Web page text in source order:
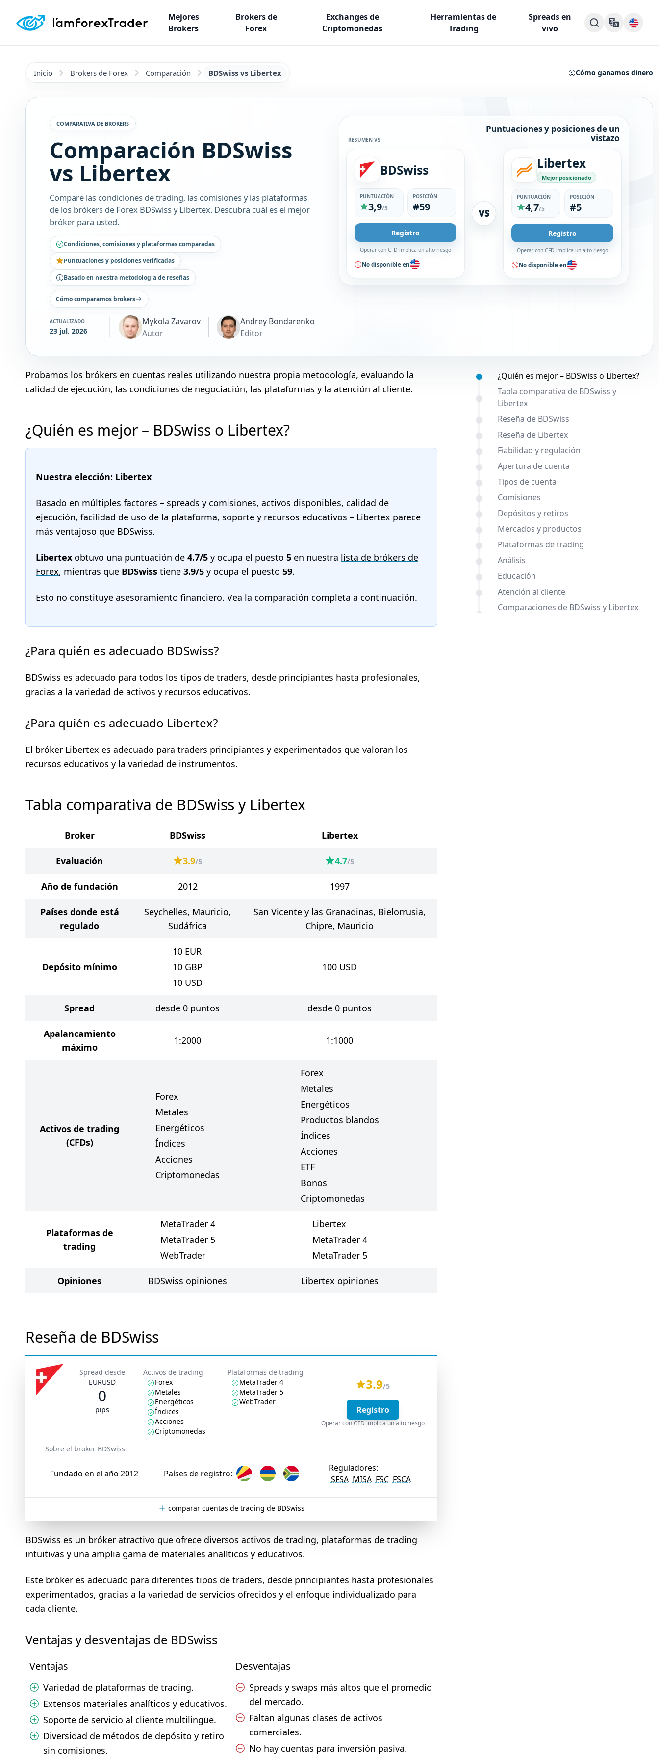
Mejores
Brokers
Brokers de
Forex
Exchanges de
Criptomonedas
Herramientas de
Trading
Spreads en
vivo
Inicio Brokers de Forex Comparación BDSwiss vs Libertex Cómo ganamos dinero
COMPARATIVA DE BROKERS
Comparación BDSwiss
vs Libertex
Compare las condiciones de trading, las comisiones y las plataformas
de los brókers de Forex BDSwiss y Libertex. Descubra cuál es el mejor
bróker para usted.
RESUMEN VS
Puntuaciones y posiciones de un
vistazo
BDSwiss
PUNTUACIÓN
3,9/5
POSICIÓN
#59
Registro
Operar con CFD implica un alto riesgo
No disponible en
VS
Libertex
Mejor posicionado
PUNTUACIÓN
4,7/5
POSICIÓN
#5
Registro
Operar con CFD implica un alto riesgo
No disponible en
Condiciones, comisiones y plataformas comparadas
Puntuaciones y posiciones verificadas
Basado en nuestra metodología de reseñas
Cómo comparamos brokers
ACTUALIZADO
23 jul. 2026
Mykola Zavarov
Autor
Andrey Bondarenko
Editor
Contenido:
¿Quién es mejor – BDSwiss o Libertex?
Tabla comparativa de BDSwiss y
Libertex
Reseña de BDSwiss
Reseña de Libertex
Fiabilidad y regulación
Apertura de cuenta
Tipos de cuenta
Comisiones
Depósitos y retiros
Mercados y productos
Plataformas de trading
Análisis
Educación
Atención al cliente
Comparaciones de BDSwiss y Libertex
Probamos los brókers en cuentas reales utilizando nuestra propia metodología, evaluando la
calidad de ejecución, las condiciones de negociación, las plataformas y la atención al cliente.
¿Quién es mejor – BDSwiss o Libertex?
Nuestra elección: Libertex
Basado en múltiples factores – spreads y comisiones, activos disponibles, calidad de
ejecución, facilidad de uso de la plataforma, soporte y recursos educativos – Libertex parece
más ventajoso que BDSwiss.
Libertex obtuvo una puntuación de 4.7/5 y ocupa el puesto 5 en nuestra lista de brókers de
Forex, mientras que BDSwiss tiene 3.9/5 y ocupa el puesto 59.
Esto no constituye asesoramiento financiero. Vea la comparación completa a continuación.
¿Para quién es adecuado BDSwiss?
BDSwiss es adecuado para todos los tipos de traders, desde principiantes hasta profesionales,
gracias a la variedad de activos y recursos educativos.
¿Para quién es adecuado Libertex?
El bróker Libertex es adecuado para traders principiantes y experimentados que valoran los
recursos educativos y la variedad de instrumentos.
Tabla comparativa de BDSwiss y Libertex
Broker BDSwiss Libertex
Evaluación 3.9/5 4.7/5
Año de fundación 2012 1997
Países donde está
regulado
Seychelles, Mauricio,
Sudáfrica
San Vicente y las Granadinas, Bielorrusia,
Chipre, Mauricio
Depósito mínimo
10 EUR
10 GBP
10 USD
100 USD
Spread desde 0 puntos desde 0 puntos
Apalancamiento
máximo
1:2000 1:1000
Activos de trading
(CFDs)
Forex
Metales
Energéticos
Índices
Acciones
Criptomonedas
Forex
Metales
Energéticos
Productos blandos
Índices
Acciones
ETF
Bonos
Criptomonedas
Plataformas de
trading
MetaTrader 4
MetaTrader 5
WebTrader
Libertex
MetaTrader 4
MetaTrader 5
Opiniones BDSwiss opiniones Libertex opiniones
Reseña de BDSwiss
Spread desde
EURUSD
0
pips
Activos de trading
Forex
Metales
Energéticos
Índices
Acciones
Criptomonedas
Plataformas de trading
MetaTrader 4
MetaTrader 5
WebTrader
3.9/5
Registro
Operar con CFD implica un alto riesgo
Sobre el broker BDSwiss
Fundado en el año 2012 Países de registro:
Reguladores:
SFSA MISA FSC FSCA
comparar cuentas de trading de BDSwiss
BDSwiss es un bróker atractivo que ofrece diversos activos de trading, plataformas de trading
intuitivas y una amplia gama de materiales analíticos y educativos.
Este bróker es adecuado para diferentes tipos de traders, desde principiantes hasta profesionales
experimentados, gracias a la variedad de servicios ofrecidos y el enfoque individualizado para
cada cliente.
Ventajas y desventajas de BDSwiss
Ventajas
Variedad de plataformas de trading.
Extensos materiales analíticos y educativos.
Soporte de servicio al cliente multilingüe.
Diversidad de métodos de depósito y retiro
sin comisiones.
Desventajas
Spreads y swaps más altos que el promedio
del mercado.
Faltan algunas clases de activos
comerciales.
No hay cuentas para inversión pasiva.